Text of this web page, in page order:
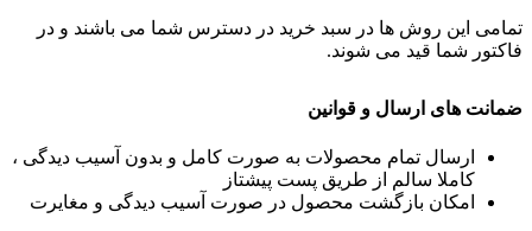
تمامی این روش ها در سبد خرید در دسترس شما می باشند و در
فاکتور شما قید می شوند.
ضمانت های ارسال و قوانین
ارسال تمام محصولات به صورت کامل و بدون آسیب دیدگی ،
کاملا سالم از طریق پست پیشتاز
امکان بازگشت محصول در صورت آسیب دیدگی و مغایرت